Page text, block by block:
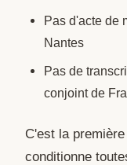
Pas d'acte de
Nantes
Pas de
conjoint de
C'est la
conditionne